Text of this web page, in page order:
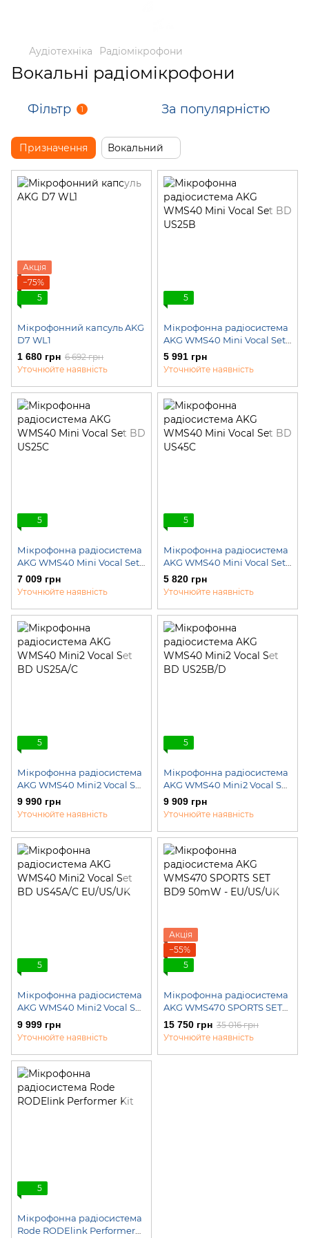
Аудіотехніка Радіомікрофони
Вокальні радіомікрофони
Фільтр 1 За популярністю
Призначення Вокальний
Акція
−75%
5
Мікрофонний капсуль AKG
D7 WL1
1 680 грн 6 692 грн
Уточнюйте наявність
5
Мікрофонна радіосистема
AKG WMS40 Mini Vocal Set
BD US25B
5 991 грн
Уточнюйте наявність
5
Мікрофонна радіосистема
AKG WMS40 Mini Vocal Set
BD US25C
7 009 грн
Уточнюйте наявність
5
Мікрофонна радіосистема
AKG WMS40 Mini Vocal Set
BD US45C
5 820 грн
Уточнюйте наявність
5
Мікрофонна радіосистема
AKG WMS40 Mini2 Vocal Set
BD US25A/C
9 990 грн
Уточнюйте наявність
5
Мікрофонна радіосистема
AKG WMS40 Mini2 Vocal Set
BD US25B/D
9 909 грн
Уточнюйте наявність
5
Мікрофонна радіосистема
AKG WMS40 Mini2 Vocal Set
BD US45A/C EU/US/UK
9 999 грн
Уточнюйте наявність
Акція
−55%
5
Мікрофонна радіосистема
AKG WMS470 SPORTS SET
BD9 50mW - EU/US/UK
15 750 грн 35 016 грн
Уточнюйте наявність
5
Мікрофонна радіосистема
Rode RODElink Performer